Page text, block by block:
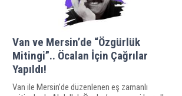
Van ve Mersin’de “Özgürlük
Mitingi”.. Öcalan İçin Çağrılar
Yapıldı!
Van ile Mersin’de düzenlenen eş zamanlı